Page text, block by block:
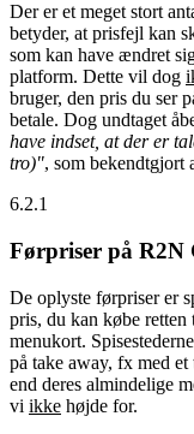
Der er et meget stort
betyder, at prisfejl kan
som kan have ændret
platform. Dette vil dog
bruger, den pris du ser
betale. Dog undtaget
have indset, at der er
tro)", som bekendtgjort
6.2.1
Førpriser på R2N
De oplyste førpriser er
pris, du kan købe
menukort.
på take away, fx med
end deres almindelige
vi ikke højde for.